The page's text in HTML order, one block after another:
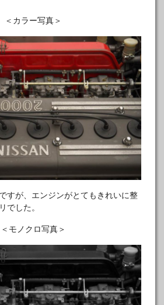
＜カラー写真＞
すが、エンジンがとてもきれいに整
でした。
＜モノクロ写真＞